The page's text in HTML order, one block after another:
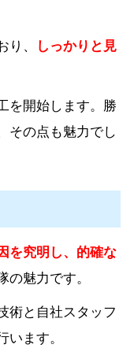
、
しっかりと見
開始します。 勝
その点も魅力でし
を究明し、的確な
魅力です。
術と自社スタッフ
ます。